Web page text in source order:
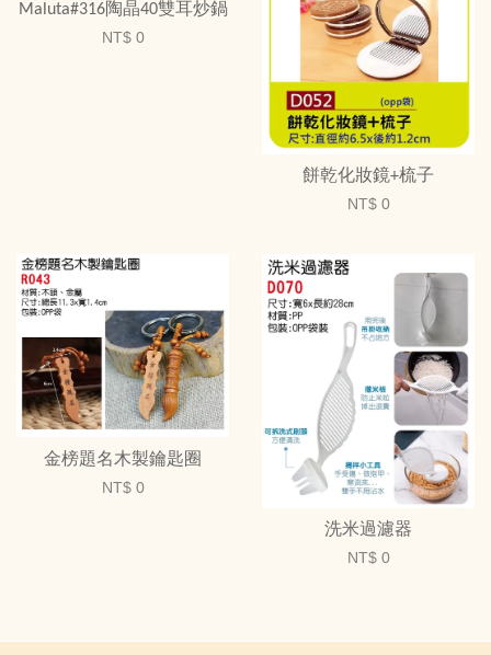
Maluta#316陶晶40雙耳炒鍋
NT$ 0
餅乾化妝鏡+梳子
NT$ 0
金榜題名木製鑰匙圈
NT$ 0
洗米過濾器
NT$ 0